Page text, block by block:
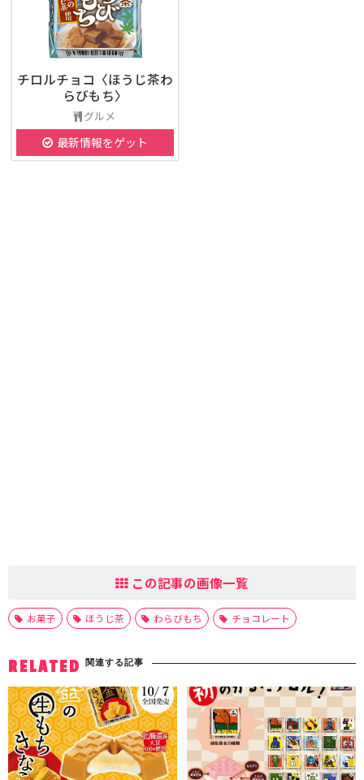
チロルチョコ〈ほうじ茶わ
らびもち〉
グルメ
最新情報をゲット
この記事の画像一覧
お菓子 ほうじ茶 わらびもち チョコレート
RELATED 関連する記事